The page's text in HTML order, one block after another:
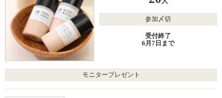
参加〆切
受付終了
6月7日まで
モニタープレゼント